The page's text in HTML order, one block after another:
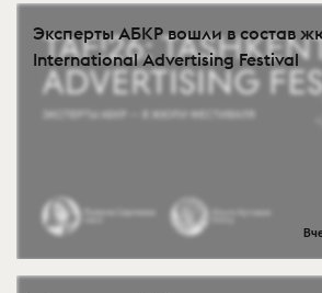
Эксперты АБКР вошли в состав
International Advertising Festival